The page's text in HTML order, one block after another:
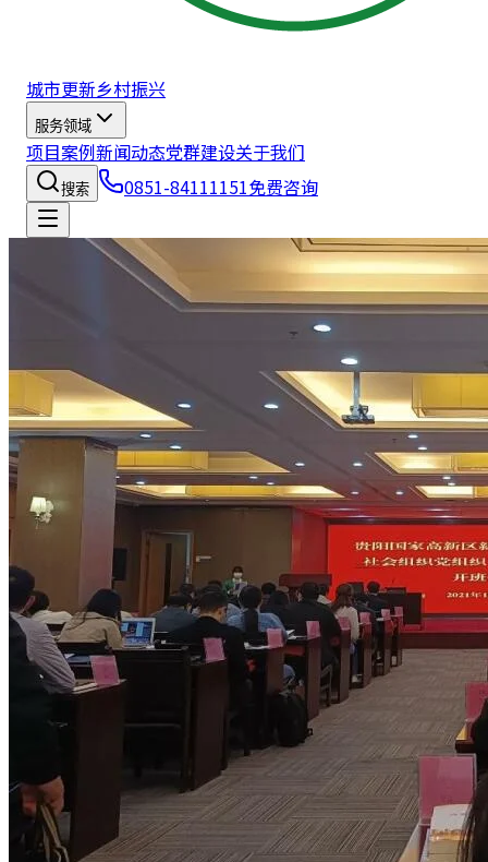
城市更新乡村振兴
服务领域
项目案例新闻动态党群建设关于我们
搜索 0851-84111151免费咨询